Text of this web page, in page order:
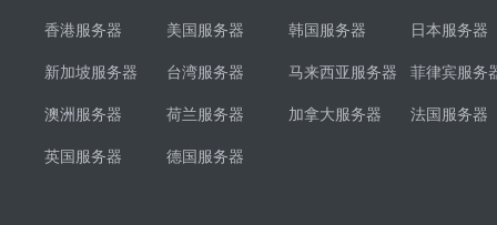
香港服务器 美国服务器 韩国服务器 日本服务器
新加坡服务器 台湾服务器 马来西亚服务器 菲律宾服务
澳洲服务器 荷兰服务器 加拿大服务器 法国服务器
英国服务器 德国服务器